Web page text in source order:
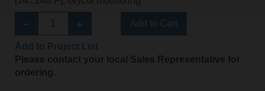
Add to Cart
Please contact your local Sales Representative for
ordering.